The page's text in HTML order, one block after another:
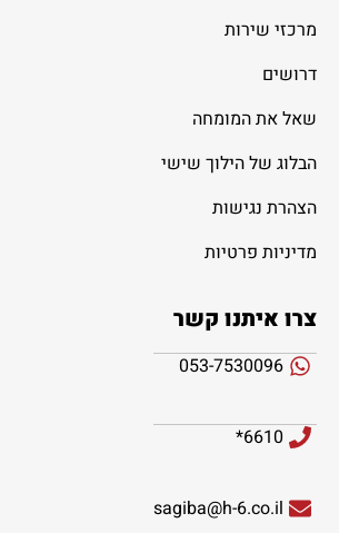
מרכזי שירות
דרושים
שאל את המומחה
הבלוג של הילוך שישי
הצהרת נגישות
מדיניות פרטיות
צרו איתנו קשר
053-7530096
6610*
sagiba@h-6.co.il